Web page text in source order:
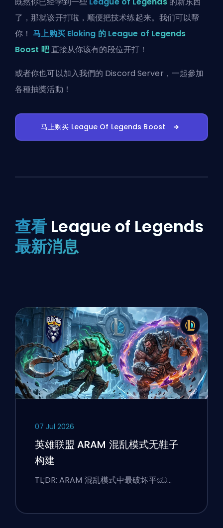
了，那就该开打啦，顺便把技术练起来。我们可以帮
你！马上购买 Eloking 的 League of Legends
Boost 吧直接从你该有的段位开打！
或者你也可以加入我們的 Discord Server ，一起參加
各種抽獎活動！
马上购买 League Of Legends Boost
查看 League of Legends
最新消息
07 Jul 2026
英雄联盟 ARAM 混乱模式无鞋子
构建
TL;DR: ARAM 混乱模式中最破坏平ඣ…